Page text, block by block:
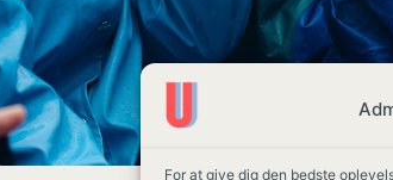
For at give dig den bedste